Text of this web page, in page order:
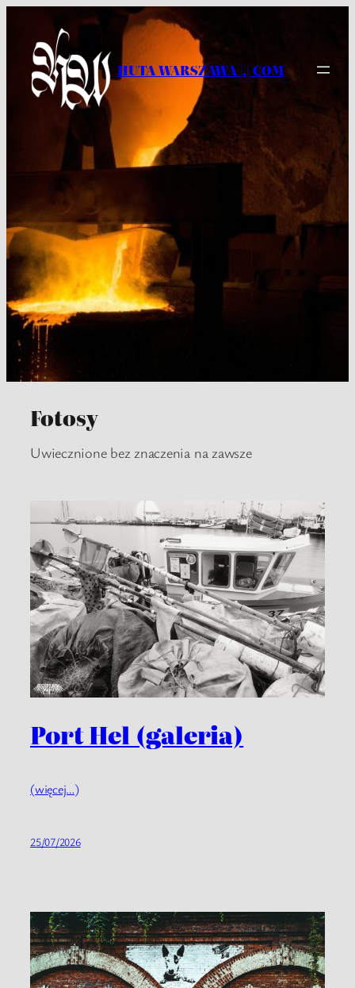
treści
HUTA WARSZAWA |.| COM
Fotosy
Uwiecznione bez znaczenia na zawsze
Port Hel (galeria)
(więcej…)
25/07/2026